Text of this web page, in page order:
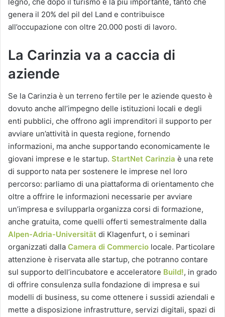
genera il 20% del pil del Land e contribuisce
all’occupazione con oltre 20.000 posti di lavoro.
La Carinzia va a caccia di
aziende
Se la Carinzia è un terreno fertile per le aziende questo è
dovuto anche all’impegno delle istituzioni locali e degli
enti pubblici, che offrono agli imprenditori il supporto per
avviare un’attività in questa regione, fornendo
informazioni, ma anche supportando economicamente le
giovani imprese e le startup. StartNet Carinzia è una rete
di supporto nata per sostenere le imprese nel loro
percorso: parliamo di una piattaforma di orientamento che
oltre a offrire le informazioni necessarie per avviare
un’impresa e svilupparla organizza corsi di formazione,
anche gratuita, come quelli offerti semestralmente dalla
Alpen-Adria-Universität di Klagenfurt, o i seminari
organizzati dalla Camera di Commercio locale. Particolare
attenzione è riservata alle startup, che potranno contare
sul supporto dell’incubatore e acceleratore Build!, in grado
di offrire consulenza sulla fondazione di impresa e sui
modelli di business, su come ottenere i sussidi aziendali e
mette a disposizione infrastrutture, servizi digitali, spazi di